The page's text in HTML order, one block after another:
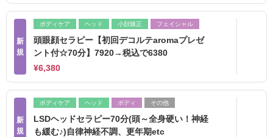
新
規
ボディケア ヘッド 小顔矯正 フェイシャル
頭眼顔セラピー【初回デコルテaromaプレゼ
ント付☆70分】7920→税込で6380
¥6,380
新
規
ボディケア ヘッド ボディ その他
LSDヘッドセラピー70分(頭～全身硬い！神経
も緩む♪)自律神経不調、更年期etc